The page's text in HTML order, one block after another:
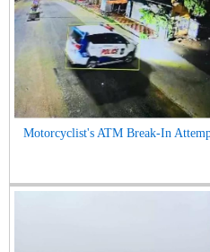
Motorcyclist's ATM Break-In